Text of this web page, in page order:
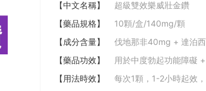
【中文名稱】
超級雙效樂威壯金鑽
【藥品規格】
10顆/盒/140mg/顆
【成分含量】
伐地那非40mg + 達泊
【藥品功效】
用於中度勃起功能障礙
【用法時效】
每次1顆，1-2小時起效